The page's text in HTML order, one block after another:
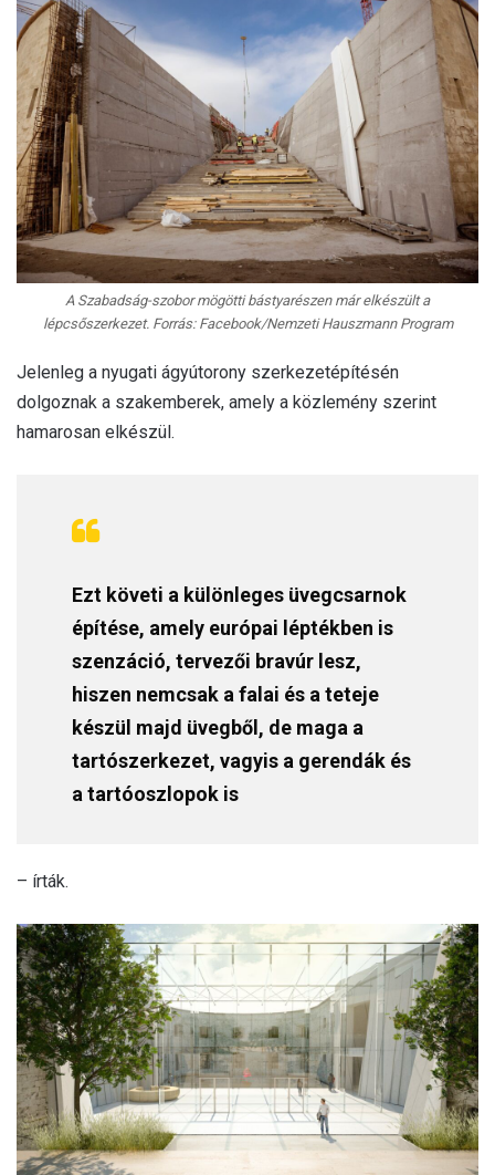
A Szabadság-szobor mögötti bástyarészen már elkészült a
lépcsőszerkezet. Forrás: Facebook/Nemzeti Hauszmann Program
Jelenleg a nyugati ágyútorony szerkezetépítésén
dolgoznak a szakemberek, amely a közlemény szerint
hamarosan elkészül.
Ezt követi a különleges üvegcsarnok
építése, amely európai léptékben is
szenzáció, tervezői bravúr lesz,
hiszen nemcsak a falai és a teteje
készül majd üvegből, de maga a
tartószerkezet, vagyis a gerendák és
a tartóoszlopok is
– írták.